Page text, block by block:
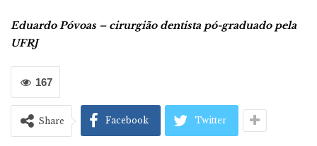
Eduardo Póvoas – cirurgião dentista pó-graduado pela
UFRJ
167
Share Facebook Twitter